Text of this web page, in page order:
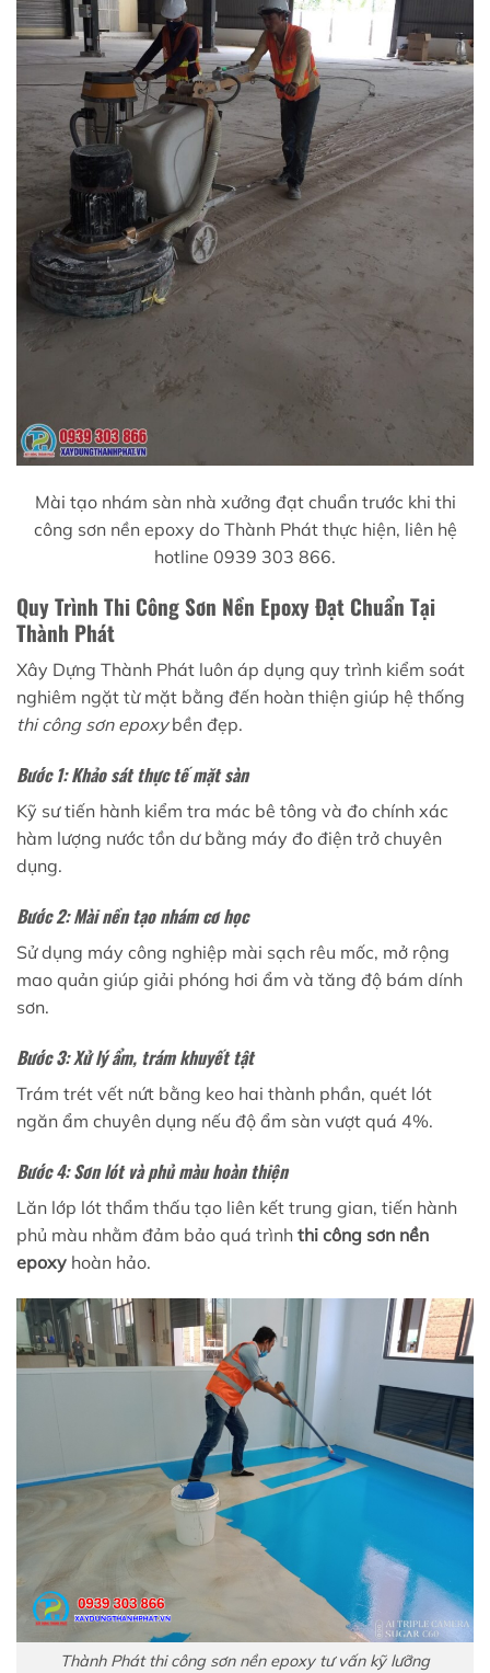
Mài tạo nhám sàn nhà xưởng đạt chuẩn trước khi thi
công sơn nền epoxy do Thành Phát thực hiện, liên hệ
hotline 0939 303 866.
Quy Trình Thi Công Sơn Nền Epoxy Đạt Chuẩn Tại
Thành Phát
Xây Dựng Thành Phát luôn áp dụng quy trình kiểm soát
nghiêm ngặt từ mặt bằng đến hoàn thiện giúp hệ thống
thi công sơn epoxybền đẹp.
Bước 1: Khảo sát thực tế mặt sàn
Kỹ sư tiến hành kiểm tra mác bê tông và đo chính xác
hàm lượng nước tồn dư bằng máy đo điện trở chuyên
dụng.
Bước 2: Mài nền tạo nhám cơ học
Sử dụng máy công nghiệp mài sạch rêu mốc, mở rộng
mao quản giúp giải phóng hơi ẩm và tăng độ bám dính
sơn.
Bước 3: Xử lý ẩm, trám khuyết tật
Trám trét vết nứt bằng keo hai thành phần, quét lót
ngăn ẩm chuyên dụng nếu độ ẩm sàn vượt quá 4%.
Bước 4: Sơn lót và phủ màu hoàn thiện
Lăn lớp lót thẩm thấu tạo liên kết trung gian, tiến hành
phủ màu nhằm đảm bảo quá trình thi công sơn nền
epoxy hoàn hảo.
Thành Phát thi công sơn nền epoxy tư vấn kỹ lưỡng